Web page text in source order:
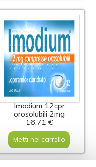
Imodium 12cpr
orosolubili 2mg
16,71 €
Metti nel carrello